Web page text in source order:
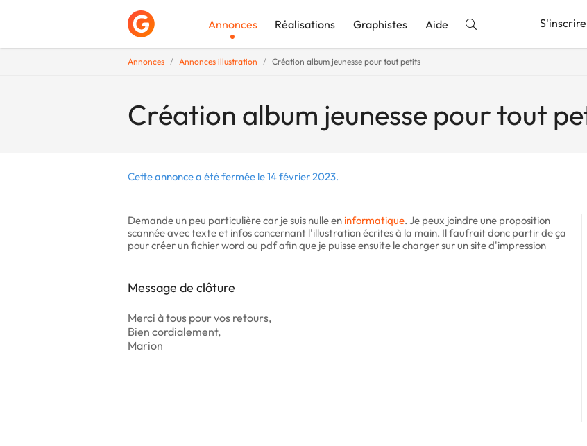
Annonces Réalisations Graphistes Aide S'inscrire
Annonces Annonces illustration Création album jeunesse pour tout petits
Création album jeunesse pour tout
Cette annonce a été fermée le 14 février 2023.
Demande un peu particulière car je suis nulle en informatique. Je peux joindre une proposition
scannée avec texte et infos concernant l'illustration écrites à la main. Il faufrait donc partir de ça
pour créer un fichier word ou pdf afin que je puisse ensuite le charger sur un site d'impression
Message de clôture
Merci à tous pour vos retours,
Bien cordialement,
Marion